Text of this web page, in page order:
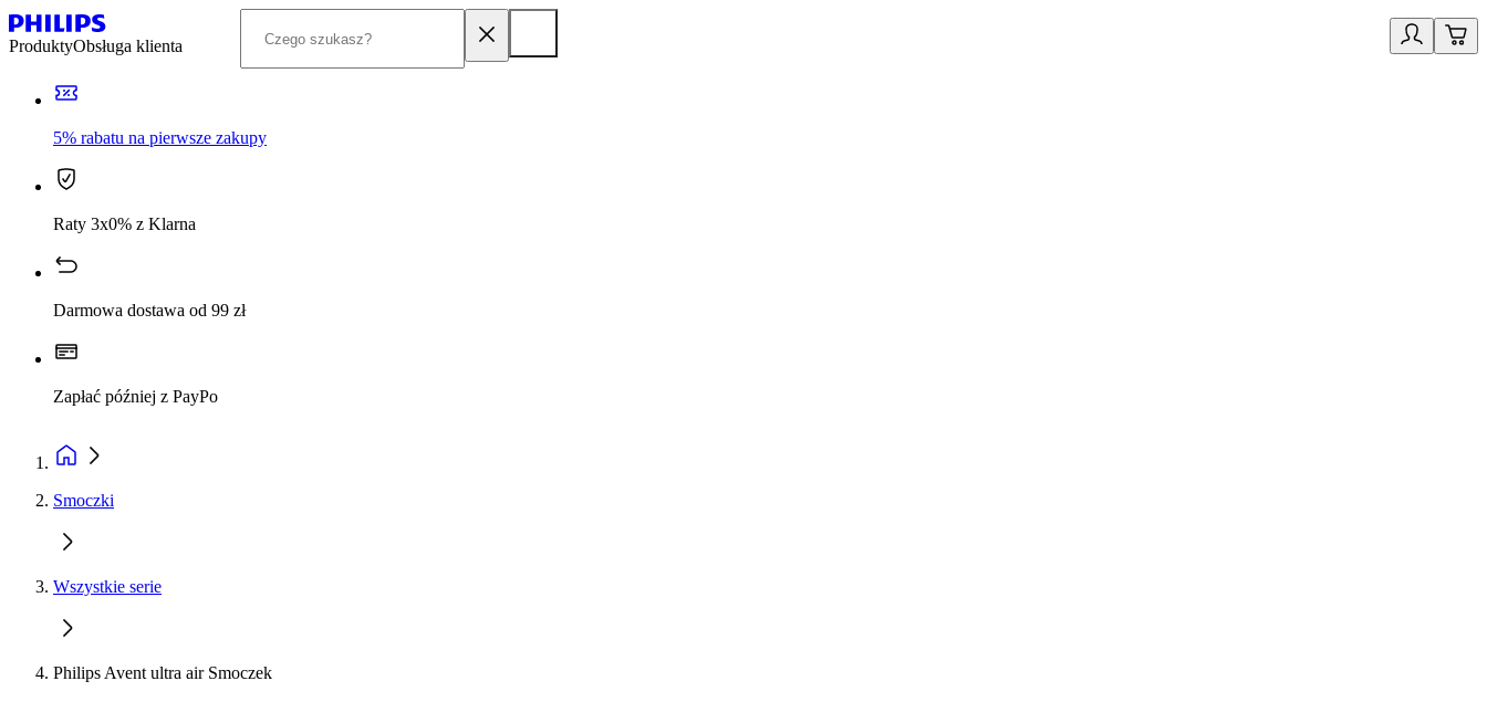
ProduktyObsługa klienta
5% rabatu na pierwsze zakupy
Raty 3x0% z Klarna
Darmowa dostawa od 99 zł
Zapłać później z PayPo
Smoczki
Wszystkie serie
Philips Avent ultra air Smoczek